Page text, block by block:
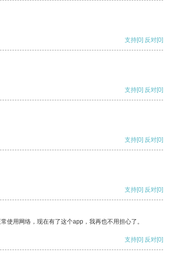
支持[0] 反对[0]
支持[0] 反对[0]
支持[0] 反对[0]
支持[0] 反对[0]
使用网络，现在有了这个app，我再也不用担心了。
支持[0] 反对[0]